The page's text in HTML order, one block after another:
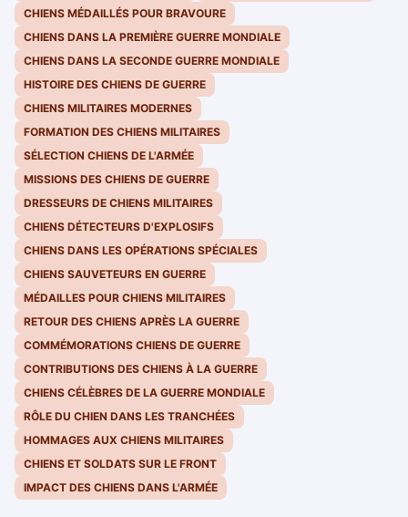
CHIENS MÉDAILLÉS POUR BRAVOURE
CHIENS DANS LA PREMIÈRE GUERRE MONDIALE
CHIENS DANS LA SECONDE GUERRE MONDIALE
HISTOIRE DES CHIENS DE GUERRE
CHIENS MILITAIRES MODERNES
FORMATION DES CHIENS MILITAIRES
SÉLECTION CHIENS DE L'ARMÉE
MISSIONS DES CHIENS DE GUERRE
DRESSEURS DE CHIENS MILITAIRES
CHIENS DÉTECTEURS D'EXPLOSIFS
CHIENS DANS LES OPÉRATIONS SPÉCIALES
CHIENS SAUVETEURS EN GUERRE
MÉDAILLES POUR CHIENS MILITAIRES
RETOUR DES CHIENS APRÈS LA GUERRE
COMMÉMORATIONS CHIENS DE GUERRE
CONTRIBUTIONS DES CHIENS À LA GUERRE
CHIENS CÉLÈBRES DE LA GUERRE MONDIALE
RÔLE DU CHIEN DANS LES TRANCHÉES
HOMMAGES AUX CHIENS MILITAIRES
CHIENS ET SOLDATS SUR LE FRONT
IMPACT DES CHIENS DANS L'ARMÉE